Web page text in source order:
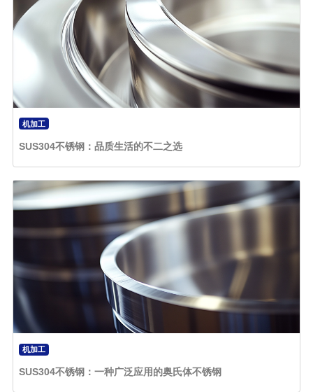
机加工
SUS304不锈钢：品质生活的不二之选
机加工
SUS304不锈钢：一种广泛应用的奥氏体不锈钢